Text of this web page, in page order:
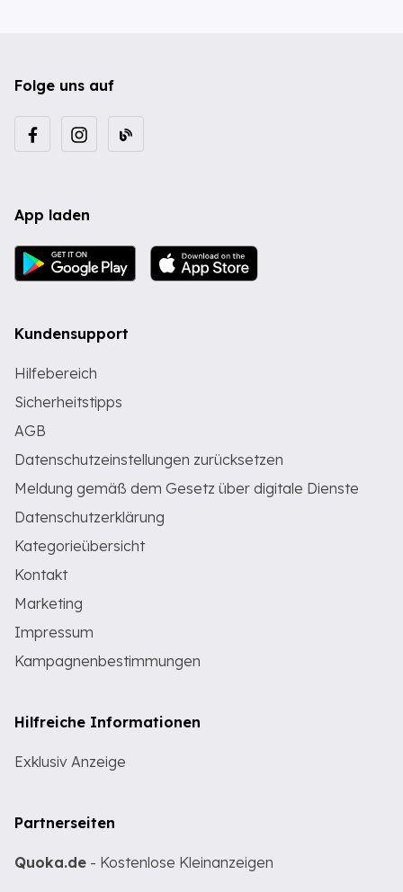
Folge uns auf
App laden
Kundensupport
Hilfebereich
Sicherheitstipps
AGB
Datenschutzeinstellungen zurücksetzen
Meldung gemäß dem Gesetz über digitale Dienste
Datenschutzerklärung
Kategorieübersicht
Kontakt
Marketing
Impressum
Kampagnenbestimmungen
Hilfreiche Informationen
Exklusiv Anzeige
Partnerseiten
Quoka.de - Kostenlose Kleinanzeigen